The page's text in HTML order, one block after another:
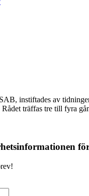
instiftades av
träffas tre till fyra